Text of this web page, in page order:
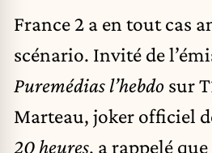
France 2 a en tout cas
scénario. Invité de
Puremédias l’hebdo sur
Marteau, joker officiel
20 heures, a rappelé